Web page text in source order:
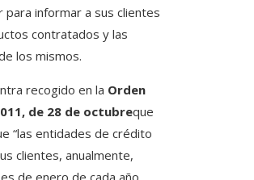
para informar a sus clientes
contratados y las
los mismos.
recogido en la Orden
de 28 de octubreque
“las entidades de crédito
clientes, anualmente,